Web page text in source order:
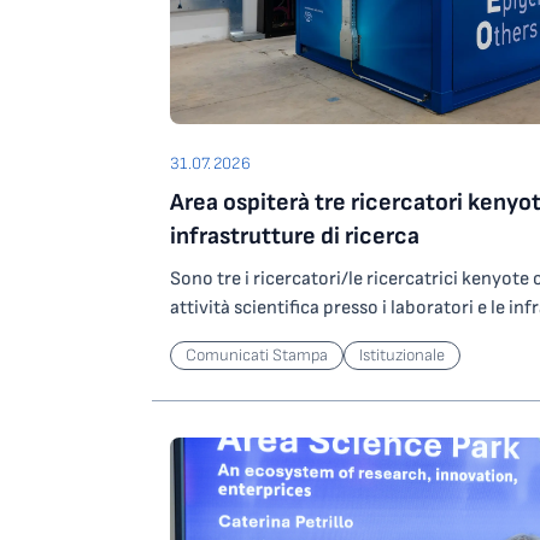
31.07.2026
Area ospiterà tre ricercatori
infrastrutture di ricerca
Sono tre i ricercatori/le ricercatrici kenyote
attività scientifica presso i laboratori e le
Science Park grazie a un contributo del
Ricerca che l’Ente ha ottenuto partecipando
nell’ambito degli investimenti del PNRR. In
potranno svolgere attività di ricerca presso
altamente specializzata per lo studio di
operando su ORFEO, centro per il calcolo
Comunicati Stampa Istituzionale